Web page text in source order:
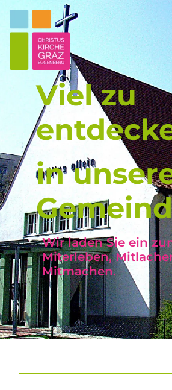
Viel zu
in
Wir laden Sie ein
Miterleben,
Mitmachen.